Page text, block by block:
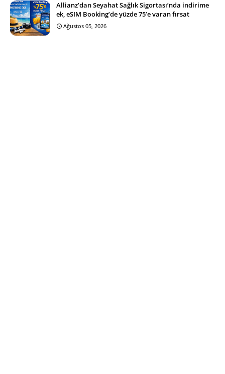
Allianz’dan Seyahat Sağlık Sigortası’nda indirime
ek, eSIM Booking’de yüzde 75’e varan fırsat
Ağustos 05, 2026